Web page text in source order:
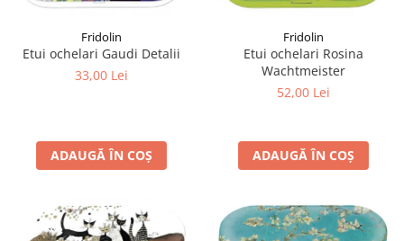
Fridolin
Etui ochelari Gaudi Detalii
33,00 Lei
ADAUGĂ ÎN COȘ
Fridolin
Etui ochelari Rosina
Wachtmeister
52,00 Lei
ADAUGĂ ÎN COȘ